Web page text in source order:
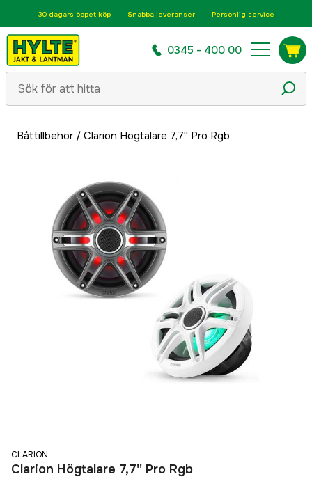
30 dagars öppet köp Snabba leveranser Personlig service
0345 - 400 00
Båttillbehör/ Clarion Högtalare 7,7'' Pro Rgb
CLARION
Clarion Högtalare 7,7'' Pro Rgb